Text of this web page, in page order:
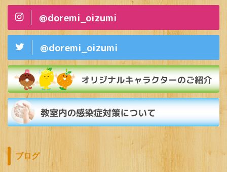
@doremi_oizumi
@doremi_oizumi
ブログ